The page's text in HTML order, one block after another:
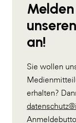
an!
Sie wollen
erhalten?